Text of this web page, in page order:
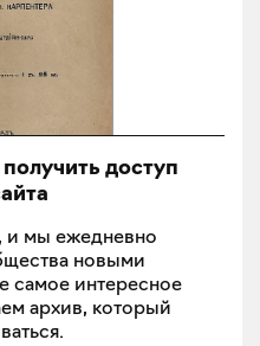
доступ
и мы ежедневно
новыми
самое интересное
архив, который